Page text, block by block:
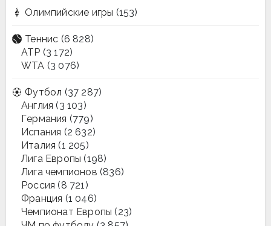
Олимпийские игры (153)
Теннис (6 828)
ATP (3 172)
WTA (3 076)
Футбол (37 287)
Англия (3 103)
Германия (779)
Испания (2 632)
Италия (1 205)
Лига Европы (198)
Лига чемпионов (836)
Россия (8 721)
Франция (1 046)
Чемпионат Европы (23)